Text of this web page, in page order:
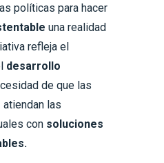
políticas para hacer
una realidad
refleja el
desarrollo
de que las
atiendan las
con soluciones